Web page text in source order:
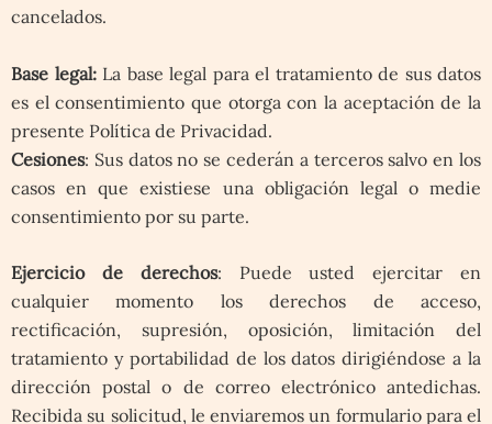
cancelados.
Base legal:La base legal para el tratamiento de sus datos
es el consentimiento que otorga con la aceptación de la
presente Política de Privacidad.
Cesiones: Sus datos no se cederán a terceros salvo en los
casos en que existiese una obligación legal o medie
consentimiento por su parte.
Ejercicio de derechos: Puede usted ejercitar en
cualquier momento los derechos de acceso,
rectificación, supresión, oposición, limitación del
tratamiento y portabilidad de los datos dirigiéndose a la
dirección postal o de correo electrónico antedichas.
Recibida su solicitud, le enviaremos un formulario para el